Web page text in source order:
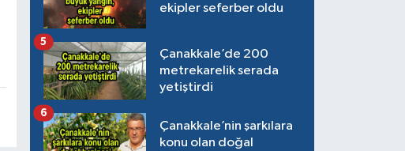
ekipler seferber oldu
Çanakkale’de 200
metrekarelik serada
yetiştirdi
5
Çanakkale’nin şarkılara
konu olan doğal
6